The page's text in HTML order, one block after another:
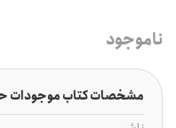
ناموجود
مشخصات کتاب موجودات